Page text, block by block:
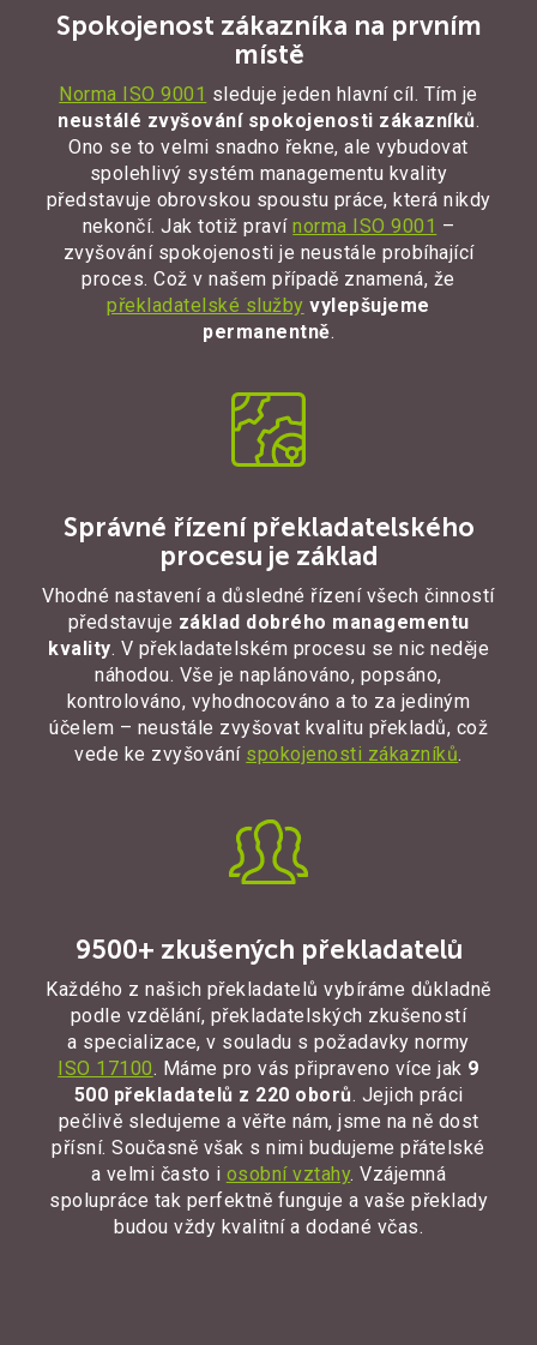
Spokojenost zákazníka na prvním
místě
Norma ISO 9001 sleduje jeden hlavní cíl. Tím je
neustálé zvyšování spokojenosti zákazníků.
Ono se to velmi snadno řekne, ale vybudovat
spolehlivý systém managementu kvality
představuje obrovskou spoustu práce, která nikdy
nekončí. Jak totiž pravínorma ISO 9001 –
zvyšování spokojenosti je neustále probíhající
proces. Což v našem případě znamená, že
překladatelské služby vylepšujeme
permanentně.
Správné řízení překladatelského
procesu je základ
Vhodné nastavení a důsledné řízení všech činností
představuje základ dobrého managementu
kvality. V překladatelském procesu se nic neděje
náhodou. Vše je naplánováno, popsáno,
kontrolováno, vyhodnocováno a to za jediným
účelem – neustále zvyšovat kvalitu překladů, což
vede ke zvyšování spokojenosti zákazníků.
9500+ zkušených překladatelů
Každého z našich překladatelů vybíráme důkladně
podle vzdělání, překladatelských zkušeností
a specializace, v souladu s požadavky normy
ISO 17100. Máme pro vás připraveno více jak 9
500 překladatelů z 220 oborů. Jejich práci
pečlivě sledujeme a věřte nám, jsme na ně dost
přísní. Současně však s nimi budujeme přátelské
a velmi často i osobní vztahy. Vzájemná
spolupráce tak perfektně funguje a vaše překlady
budou vždy kvalitní a dodané včas.